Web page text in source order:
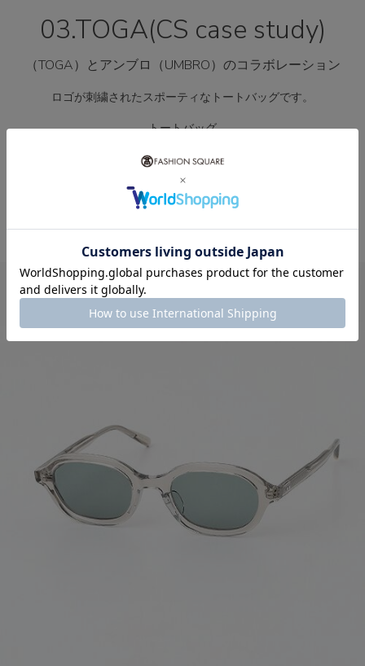
03.TOGA(CS case study)
（TOGA）とアンブロ（UMBRO）のコラボレーション
ロゴが刺繍されたスポーティなトートバッグです。
トートバッグ